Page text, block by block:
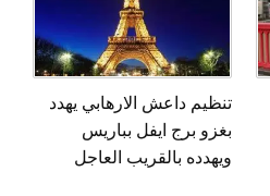
تنظيم داعش الارهابي يهدد
بغزو برج ايفل بباريس
ويهدده بالقريب العاجل